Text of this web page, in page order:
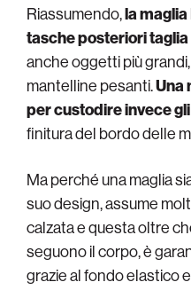
Riassumendo,la
tasche posteriori taglia
anche oggetti più
mantelline pesanti.Una
per custodire invece
finitura del bordo delle
Ma perché una maglia
suo design, assume
calzata e questa oltre
seguono il corpo, è
grazie al fondo elastico